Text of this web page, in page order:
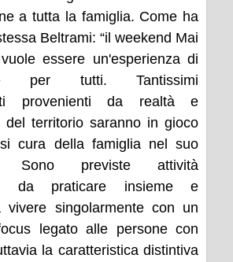
a tutta la famiglia. Come ha
Beltrami: “il weekend Mai
essere un'esperienza di
per tutti. Tantissimi
provenienti da realtà e
del territorio saranno in gioco
cura della famiglia nel suo
Sono previste attività
da praticare insieme e
vivere singolarmente con un
legato alle persone con
la caratteristica distintiva